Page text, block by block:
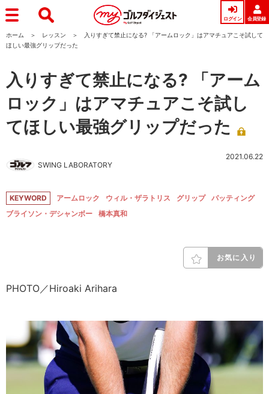
ログイン 会員登録
ホーム レッスン
入りすぎて禁止になる? 「アームロック」はアマチュアこそ試して
ほしい最強グリップだった
入りすぎて禁止になる? 「アーム
ロック」はアマチュアこそ試し
てほしい最強グリップだった
SWING LABORATORY
2021.06.22
KEYWORD アームロック ウィル・ザラトリス グリップ
パッティング
ブライソン・デシャンボー
橋本真和
お気に入り
PHOTO／Hiroaki Arihara